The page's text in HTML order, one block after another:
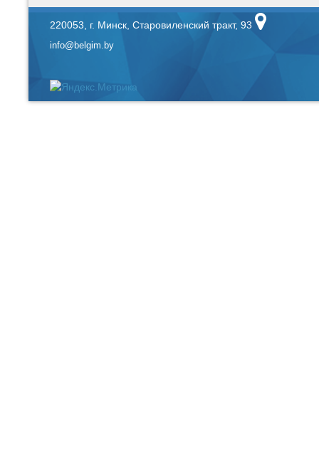
220053, г. Минск, Старовиленский тракт, 93
info@belgim.by